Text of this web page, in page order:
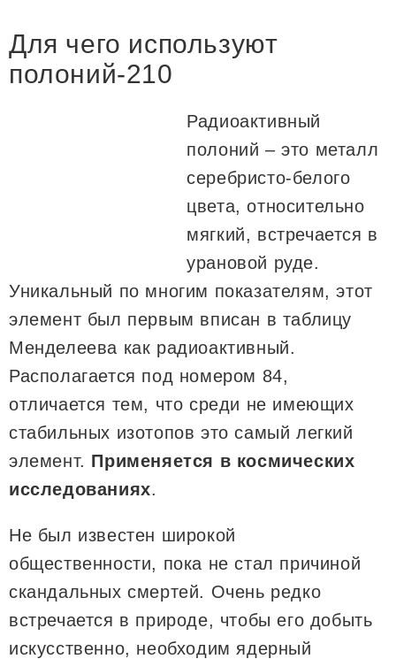
Для чего используют
полоний-210
Радиоактивный
полоний – это металл
серебристо-белого
цвета, относительно
мягкий, встречается в
урановой руде.
Уникальный по многим показателям, этот
элемент был первым вписан в таблицу
Менделеева как радиоактивный.
Располагается под номером 84,
отличается тем, что среди не имеющих
стабильных изотопов это самый легкий
элемент. Применяется в космических
исследованиях.
Не был известен широкой
общественности, пока не стал причиной
скандальных смертей. Очень редко
встречается в природе, чтобы его добыть
искусственно, необходим ядерный